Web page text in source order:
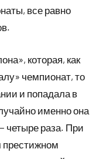
все равно
которая, как
чемпионат, то
и попадала в
именно она
четыре раза. При
престижном